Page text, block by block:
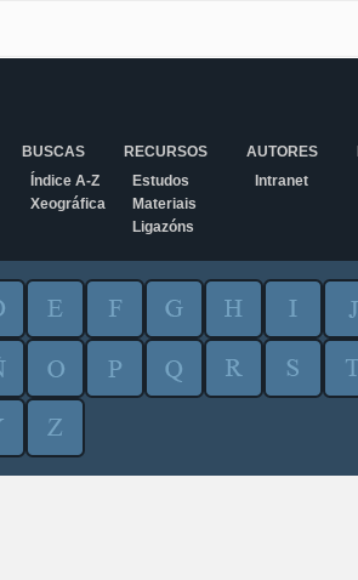
BUSCAS
Índice A-Z
Xeográfica
RECURSOS
Estudos
Materiais
Ligazóns
AUTORES
Intranet